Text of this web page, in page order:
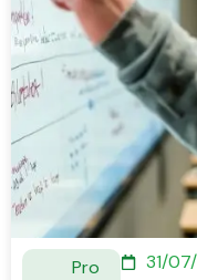
Pro
31/